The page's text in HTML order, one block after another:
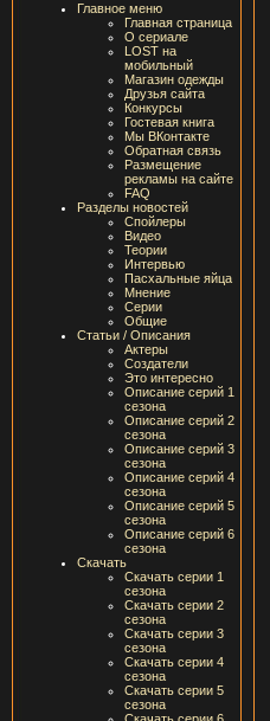
Главное меню
Главная страница
О сериале
LOST на
мобильный
Магазин одежды
Друзья сайта
Конкурсы
Гостевая книга
Мы ВКонтакте
Обратная связь
Размещение
рекламы на сайте
FAQ
Разделы новостей
Спойлеры
Видео
Теории
Интервью
Пасхальные яйца
Мнение
Серии
Общие
Статьи / Описания
Актеры
Создатели
Это интересно
Описание серий 1
сезона
Описание серий 2
сезона
Описание серий 3
сезона
Описание серий 4
сезона
Описание серий 5
сезона
Описание серий 6
сезона
Скачать
Скачать серии 1
сезона
Скачать серии 2
сезона
Скачать серии 3
сезона
Скачать серии 4
сезона
Скачать серии 5
сезона